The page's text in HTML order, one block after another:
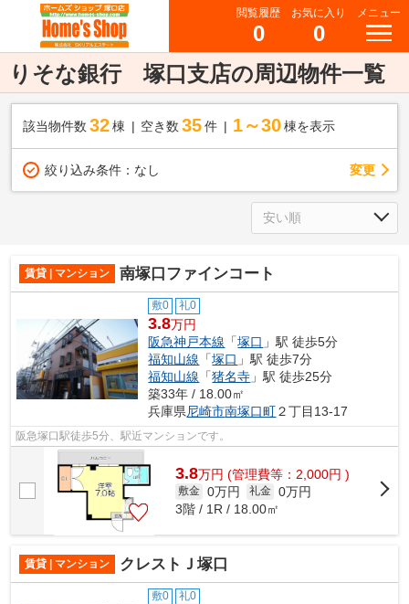
閲覧履歴
0
お気に入り
0
メニュー
りそな銀行 塚口支店の周辺物件一覧
該当物件数 32棟 空き数 35 件 1～30 棟を表示
絞り込み条件： なし 変更
賃貸 | マンション 南塚口ファインコート
敷0 礼0
3.8万円
阪急神戸本線 「塚口 」駅 徒歩5分
福知山線 「塚口 」駅 徒歩7分
福知山線 「猪名寺 」駅 徒歩25分
築33年 / 18.00㎡
兵庫県尼崎市南塚口町２丁目13-17
阪急塚口駅徒歩5分、駅近マンションです。
3.8万円 (管理費等：2,000円 )
敷金 0万円 礼金 0万円
3階 / 1R / 18.00㎡
賃貸 | マンション クレストＪ塚口
敷0 礼0